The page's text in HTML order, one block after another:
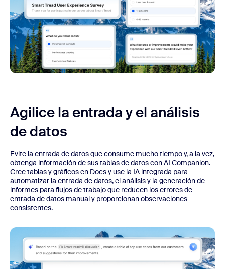
Agilice la entrada y el análisis
de datos
Evite la entrada de datos que consume mucho tiempo y, a la vez,
obtenga información de sus tablas de datos con AI Companion.
Cree tablas y gráficos en Docs y use la IA integrada para
automatizar la entrada de datos, el análisis y la generación de
informes para flujos de trabajo que reducen los errores de
entrada de datos manual y proporcionan observaciones
consistentes.